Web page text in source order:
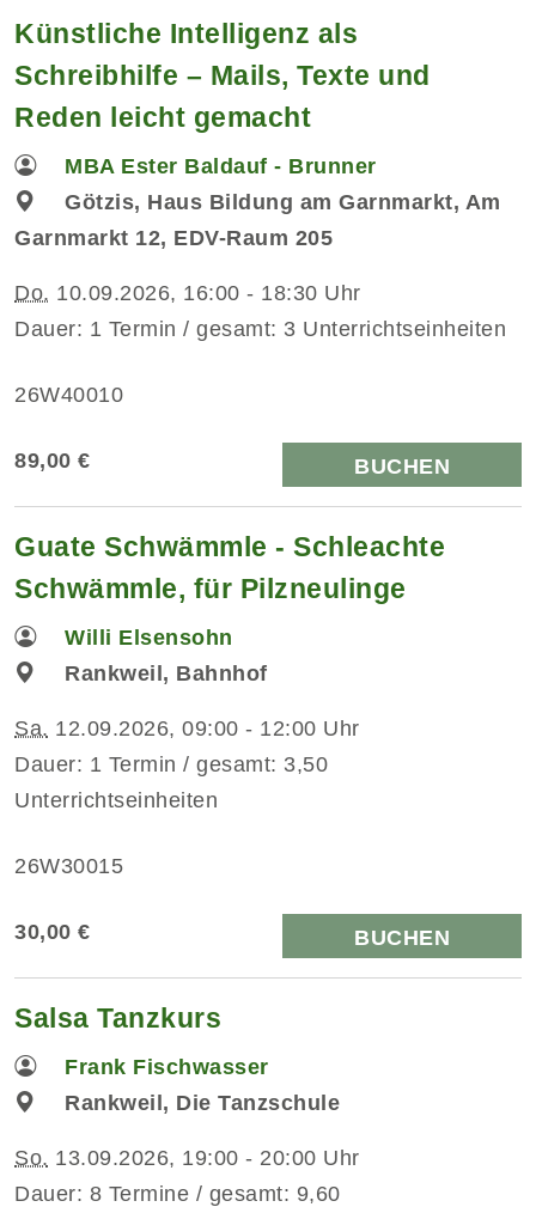
Künstliche Intelligenz als
Schreibhilfe – Mails, Texte und
Reden leicht gemacht
MBA Ester Baldauf - Brunner
Götzis, Haus Bildung am Garnmarkt, Am
Garnmarkt 12, EDV-Raum 205
Do. 10.09.2026, 16:00 - 18:30 Uhr
Dauer: 1 Termin / gesamt: 3 Unterrichtseinheiten
26W40010
89,00 € BUCHEN
Guate Schwämmle - Schleachte
Schwämmle, für Pilzneulinge
Willi Elsensohn
Rankweil, Bahnhof
Sa. 12.09.2026, 09:00 - 12:00 Uhr
Dauer: 1 Termin / gesamt: 3,50
Unterrichtseinheiten
26W30015
30,00 € BUCHEN
Salsa Tanzkurs
Frank Fischwasser
Rankweil, Die Tanzschule
So. 13.09.2026, 19:00 - 20:00 Uhr
Dauer: 8 Termine / gesamt: 9,60